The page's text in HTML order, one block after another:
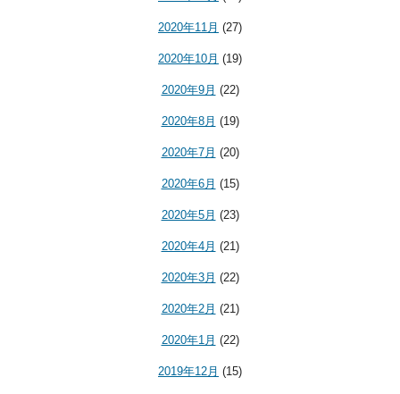
2020年11月 (27)
2020年10月 (19)
2020年9月 (22)
2020年8月 (19)
2020年7月 (20)
2020年6月 (15)
2020年5月 (23)
2020年4月 (21)
2020年3月 (22)
2020年2月 (21)
2020年1月 (22)
2019年12月 (15)